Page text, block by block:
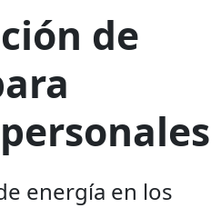
de
energía en los